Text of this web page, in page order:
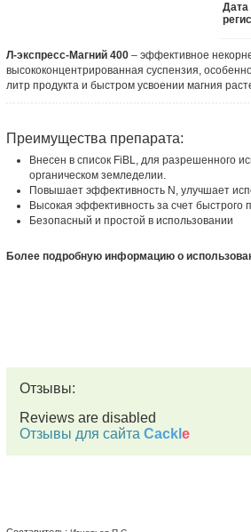
Дата
Л-экспресс-Магний 400 – эффективное
высококонцентрированная суспензия,
литр продукта и быстром усвоении магния
Преимущества препарата:
Внесен в список FiBL, для разрешенного
органическом земледелии.
Повышает эффективность N, улучшает
Высокая эффективность за счет быстрого
Безопасный и простой в использовании
Более подробную информацию о
Отзывы:
Reviews are disabled
Отзывы для сайта Cackl e